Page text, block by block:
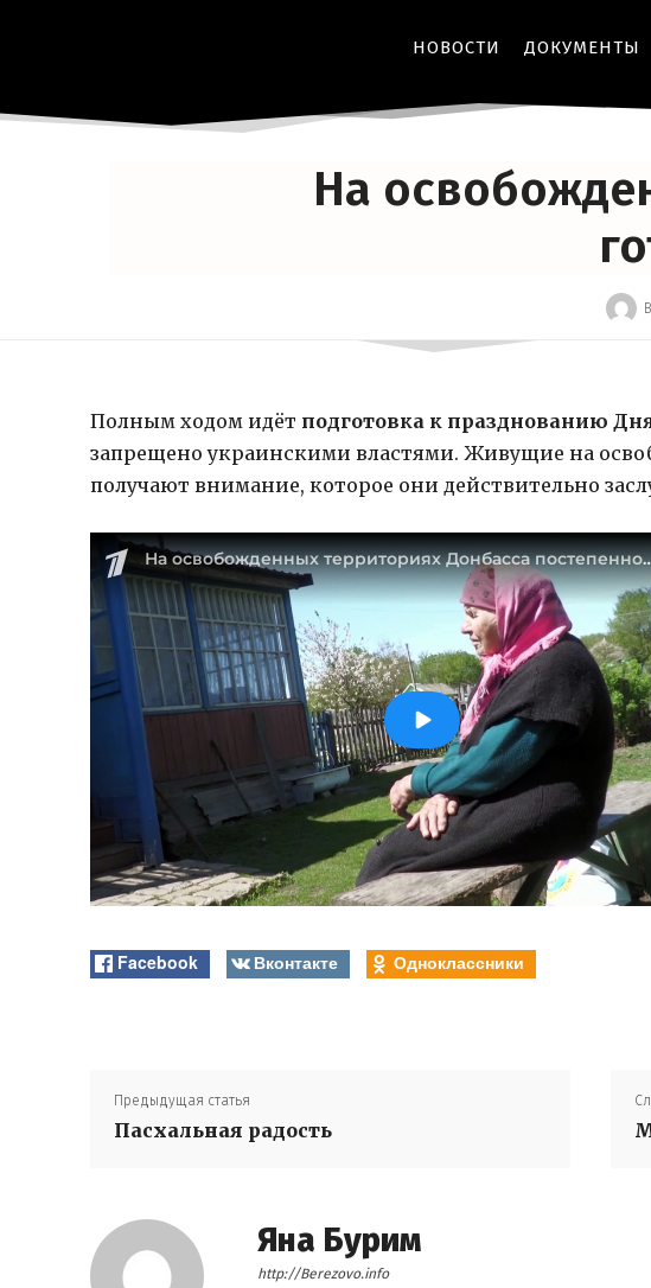
НОВОСТИ ДОКУМЕНТЫ
На
Полным ходом идёт подготовка к празднованию
запрещено украинскими властями. Живущие на
получают внимание, которое они действительно
Facebook Вконтакте Одноклассники
Предыдущая статья
Пасхальная радость
Яна Бурим
http://Berezovo.info